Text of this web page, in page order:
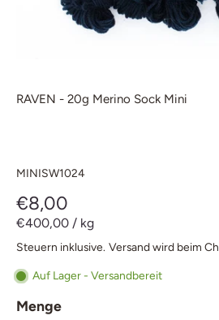
RAVEN - 20g Merino Sock Mini
MINISW1024
€8,00
€400,00 / kg
Steuern inklusive. Versandwird beim
Auf Lager - Versandbereit
Menge